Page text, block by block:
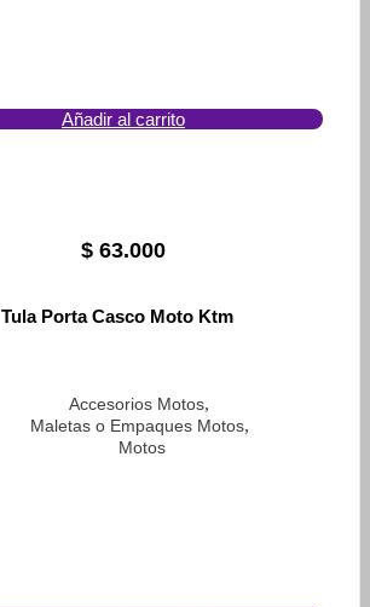
Añadir al carrito
$ 63.000
Tula Porta Casco Moto Ktm
Accesorios Motos,
Maletas o Empaques Motos,
Motos